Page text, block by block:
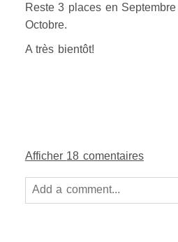
Reste 3 places en
Octobre.
A très bientôt!
Afficher 18 comentaires
Add a comment...